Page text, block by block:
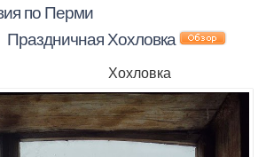
по Перми
Праздничная Хохловка